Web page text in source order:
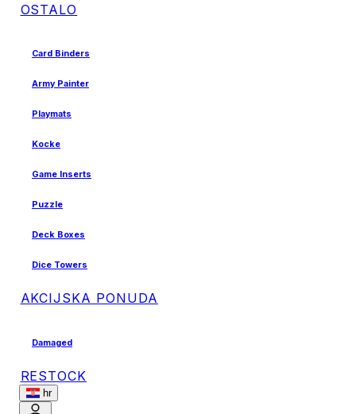
OSTALO
Card Binders
Army Painter
Playmats
Kocke
Game Inserts
Puzzle
Deck Boxes
Dice Towers
AKCIJSKA PONUDA
Damaged
RESTOCK
hr